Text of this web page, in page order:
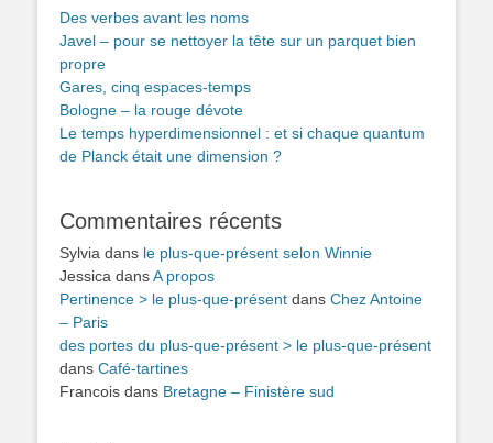
Des verbes avant les noms
Javel – pour se nettoyer la tête sur un parquet bien
propre
Gares, cinq espaces-temps
Bologne – la rouge dévote
Le temps hyperdimensionnel : et si chaque quantum
de Planck était une dimension ?
Commentaires récents
Sylvia dans le plus-que-présent selon Winnie
Jessica dansA propos
Pertinence > le plus-que-présent dans Chez Antoine
– Paris
des portes du plus-que-présent > le plus-que-présent
dans Café-tartines
Francois dans Bretagne – Finistère sud